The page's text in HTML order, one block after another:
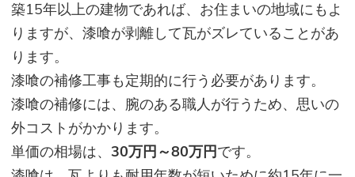
築15年以上の建物であれば、お住まいの地域にもよ
りますが、漆喰が剥離して瓦がズレていることがあ
ります。
漆喰の補修工事も定期的に行う必要があります。
漆喰の補修には、腕のある職人が行うため、思いの
外コストがかかります。
単価の相場は、 30万円～80万円です。